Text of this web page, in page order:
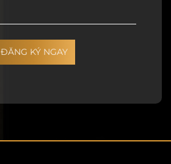
ĐĂNG KÝ NGAY